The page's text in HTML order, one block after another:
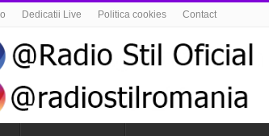
Dedicatii Live Politica cookies Contact